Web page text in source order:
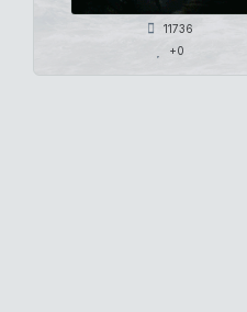
11736
+0